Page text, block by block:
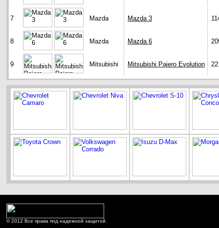
7 Mazda Mazda 3
8 Mazda Mazda 6
9 Mitsubishi Mitsubishi Pajero Evolution
© 2012 Все права под надежной защитой.